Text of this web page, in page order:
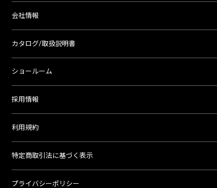
会社情報
カタログ/取扱説明書
ショールーム
採用情報
利用規約
特定商取引法に基づく表示
プライバシーポリシー